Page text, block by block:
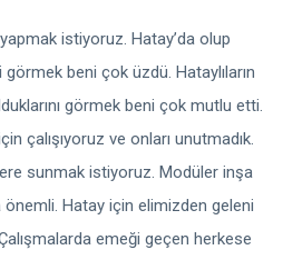
istiyoruz. Hatay’da olup
beni çok üzdü. Hataylıların
görmek beni çok mutlu etti.
çalışıyoruz ve onları unutmadık.
sunmak istiyoruz. Modüler inşa
Hatay için elimizden geleni
emeği geçen herkese